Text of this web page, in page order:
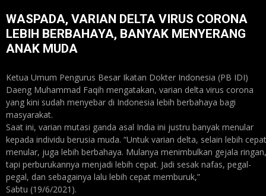
WASPADA, VARIAN DELTA VIRUS CORONA
LEBIH BERBAHAYA, BANYAK MENYERANG
ANAK MUDA
Ketua Umum Pengurus Besar Ikatan Dokter Indonesia (PB IDI)
Daeng Muhammad Faqih mengatakan, varian delta virus corona
yang kini sudah menyebar di Indonesia lebih berbahaya bagi
masyarakat.
Saat ini, varian mutasi ganda asal India ini justru banyak menular
kepada individu berusia muda. “Untuk varian delta, selain lebih
menular, juga lebih berbahaya. Mulanya menimbulkan gejala
tapi perburukannya menjadi lebih cepat. Jadi sesak nafas, pegal-
pegal, dan sebagainya lalu lebih cepat memburuk,”
Sabtu (19/6/2021).